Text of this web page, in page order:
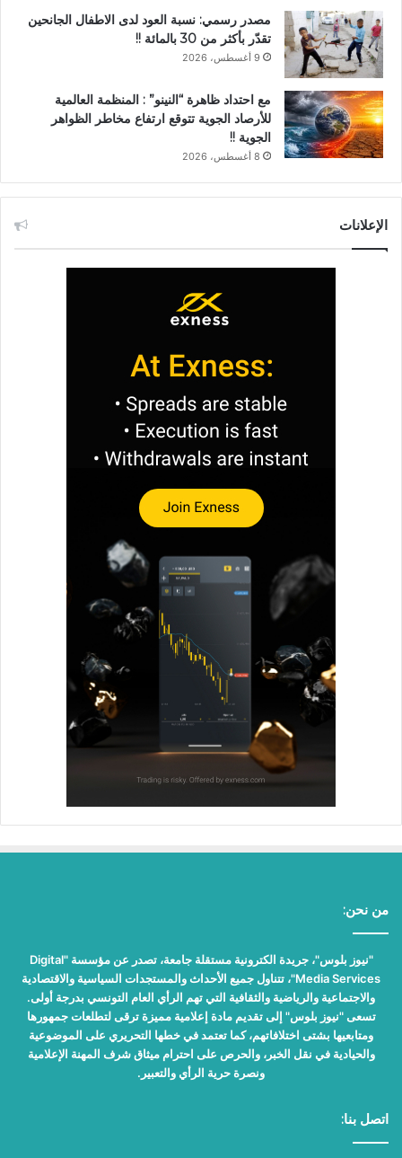
مصدر رسمي: نسبة العود لدى الاطفال الجانحين
تقدّر بأكثر من 30 بالمائة !!
9 أغسطس، 2026
مع احتداد ظاهرة “النينو” : المنظمة العالمية
للأرصاد الجوية تتوقع ارتفاع مخاطر الظواهر
الجوية !!
8 أغسطس، 2026
الإعلانات
من نحن:
"نيوز بلوس"، جريدة الكترونية مستقلة جامعة، تصدر عن مؤسسة "Digital
Media Services"، تتناول جميع الأحداث والمستجدات السياسية والاقتصادية
والاجتماعية والرياضية والثقافية التي تهم الرأي العام التونسي بدرجة أولى.
تسعى "نيوز بلوس" إلى تقديم مادة إعلامية مميزة ترقى لتطلعات جمهورها
ومتابعيها بشتى اختلافاتهم، كما تعتمد في خطها التحريري على الموضوعية
والحيادية في نقل الخبر، والحرص على احترام ميثاق شرف المهنة الإعلامية
ونصرة حرية الرأي والتعبير.
اتصل بنا: